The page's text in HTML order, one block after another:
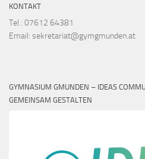
KONTAKT
Tel.: 07612 64381
Email: sekretariat@gymgmunden.at
GYMNASIUM GMUNDEN – IDEAS
GEMEINSAM GESTALTEN